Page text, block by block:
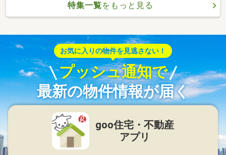
特集一覧をもっと見る
お気に入りの物件を見逃さない！
プッシュ通知で
最新の物件情報が届く
goo住宅・不動産
アプリ